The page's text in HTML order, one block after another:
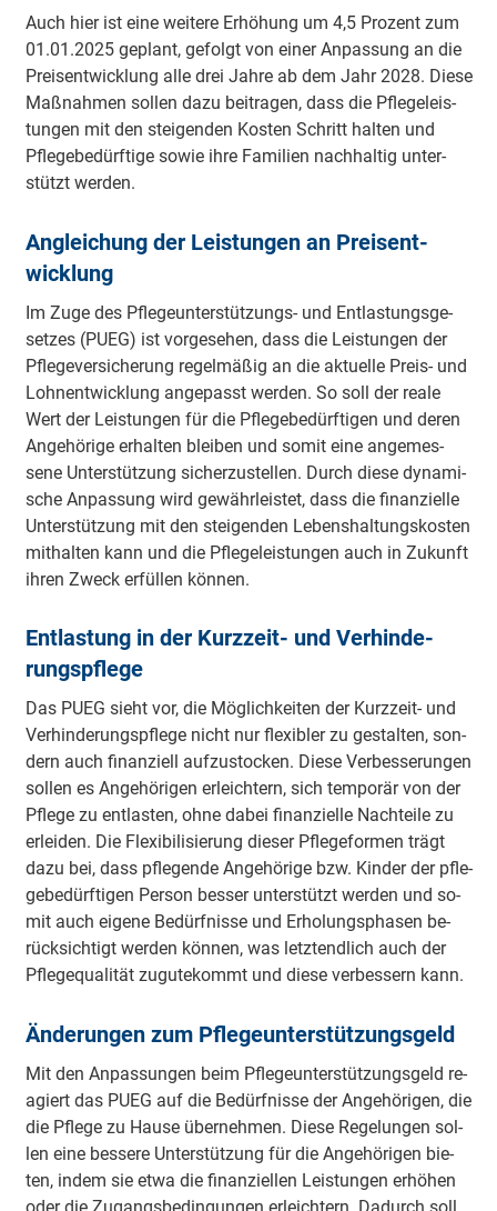
Auch hier ist eine wei­te­re Er­hö­hung um 4,5 Pro­zent zum
01.01.2025 ge­plant, ge­folgt von einer An­pas­sung an die
Preis­ent­wick­lung alle drei Jah­re ab dem Jahr 2028. Diese
Maß­nah­men sol­len dazu bei­tra­gen, dass die Pfle­ge­leis­
tun­gen mit den stei­gen­den Kos­ten Schritt hal­ten und
Pfle­ge­be­dürf­tige so­wie ih­re Fa­mi­lien nach­hal­tig un­ter­
stützt wer­den.
An­glei­chung der Leis­tun­gen an Preis­ent­
wick­lung
Im Zuge des Pfle­ge­un­ter­stüt­zungs- und Ent­las­tungs­ge­
set­zes (PUEG) ist vor­ge­se­hen, dass die Leis­tun­gen der
Pfle­ge­ver­si­che­rung re­gel­mä­ßig an die ak­tu­el­le Preis- und
Lohn­ent­wick­lung an­ge­passt wer­den. So soll der rea­le
Wert der Leis­tun­gen für die Pfle­ge­be­dürf­ti­gen und de­ren
An­ge­hö­ri­ge er­hal­ten blei­ben und so­mit eine an­ge­mes­
sene Un­ter­stüt­zung si­cher­zu­stel­len. Durch diese dy­na­mi­
sche An­pas­sung wird ge­währ­leis­tet, dass die fi­nan­ziel­le
Un­ter­stüt­zung mit den stei­gen­den Le­bens­hal­tungs­kos­ten
mit­hal­ten kann und die Pfle­ge­leis­tun­gen auch in Zu­kunft
ih­ren Zweck er­fül­len kön­nen.
Ent­las­tung in der Kurz­zeit- und Ver­hin­de­
rungs­pfle­ge
Das PUEG sieht vor, die Mög­lich­kei­ten der Kurz­zeit- und
Ver­hin­de­rungs­pfle­ge nicht nur fle­xi­bler zu ge­stal­ten, son­
dern auch fi­nan­zi­ell auf­zu­sto­cken. Diese Ver­bes­se­run­gen
sol­len es An­ge­hö­ri­gen er­leich­tern, sich tem­po­rär von der
Pfle­ge zu ent­las­ten, ohne da­bei fi­nan­ziel­le Nach­tei­le zu
er­lei­den. Die Fle­xi­bi­li­sie­rung die­ser Pfle­ge­for­men trägt
da­zu bei, dass pfle­gen­de An­ge­hö­ri­ge bzw. Kin­der der pfle­
ge­be­dürf­ti­gen Per­son bes­ser un­ter­stützt wer­den und so­
mit auch ei­ge­ne Be­dürf­nis­se und Er­ho­lungs­pha­sen be­
rück­sich­tigt wer­den kön­nen, was letzt­end­lich auch der
Pfle­ge­qua­li­tät zu­gu­te­kommt und diese ver­bes­sern kann.
Än­de­run­gen zum Pfle­ge­un­ter­stüt­zungs­geld
Mit den An­pas­sun­gen beim Pfle­ge­un­ter­stüt­zungs­geld re­
agiert das PUEG auf die Be­dürf­nis­se der An­ge­hö­ri­gen, die
die Pfle­ge zu Hau­se über­neh­men. Diese Re­ge­lun­gen sol­
len eine bes­se­re Un­ter­stüt­zung für die An­ge­hö­ri­gen bie­
ten, in­dem sie et­wa die fi­nan­ziel­len Leis­tun­gen er­hö­hen